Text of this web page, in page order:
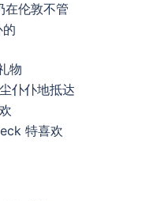
在伦敦不管
物
仆仆地抵达
特喜欢